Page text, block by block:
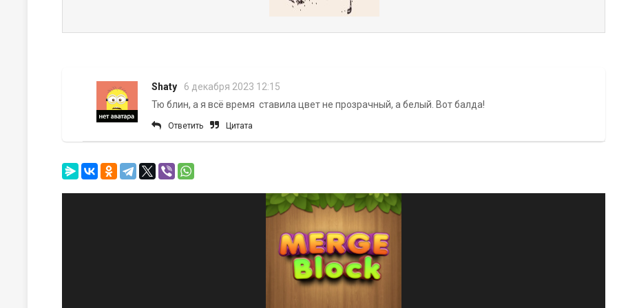
Shaty
6 декабря 2023 12:15
Тю блин, а я всё время ставила цвет не прозрачный, а белый. Вот балда!
Ответить Цитата